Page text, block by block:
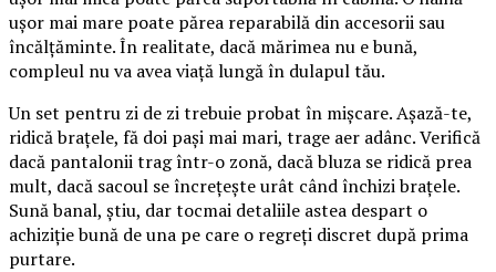
ușor mai mare poate părea reparabilă din accesorii sau
încălțăminte. În realitate, dacă mărimea nu e bună,
compleul nu va avea viață lungă în dulapul tău.
Un set pentru zi de zi trebuie probat în mișcare. Așază-te,
ridică brațele, fă doi pași mai mari, trage aer adânc. Verifică
dacă pantalonii trag într-o zonă, dacă bluza se ridică prea
mult, dacă sacoul se încrețește urât când închizi brațele.
Sună banal, știu, dar tocmai detaliile astea despart o
achiziție bună de una pe care o regreți discret după prima
purtare.